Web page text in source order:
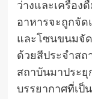
ว่างและเครื่อง
อาหารจะถูกจัด
และโซนขนมจั
ด้วยสีประจำส
สถาบันมาประยุ
บรรยากาศที่เป็